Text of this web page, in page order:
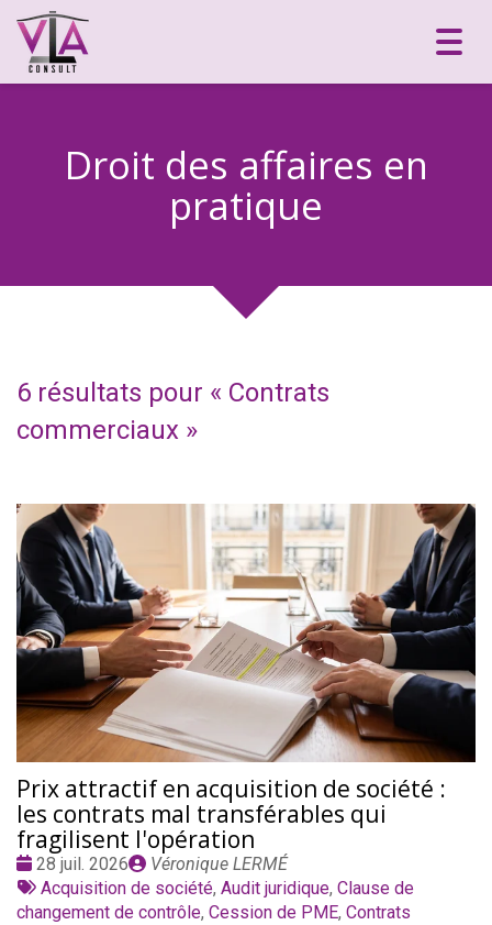
Droit des affaires en
pratique
6 résultats pour « Contrats
commerciaux »
Prix attractif en acquisition de société :
les contrats mal transférables qui
fragilisent l'opération
Date
:
28 juil. 2026
Publié
par
Véronique LERMÉ
Tags
:
Acquisition de société, Audit juridique, Clause de
changement de contrôle, Cession de PME, Contrats